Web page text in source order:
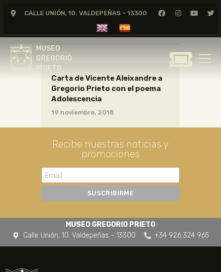
CALLE UNIÓN, 10. VALDEPEÑAS - 13300
MUSEO
GREGORIO
PRIETO
MUSEO
GREGORIO
GREGORIO PRIETO
MUSEO
ARCHIVO
CERTAMEN DE DIBUJO
FUNDACIÓN
NOTICIAS
Carta de Vicente Aleixandre a
Gregorio Prieto con el poema
Adolescencia
19 noviembre, 2018
Recibe nuestras noticias y
promociones
MUSEO GREGORIO PRIETO
Calle Unión, 10. Valdepeñas - 13300
+34 926 324 965